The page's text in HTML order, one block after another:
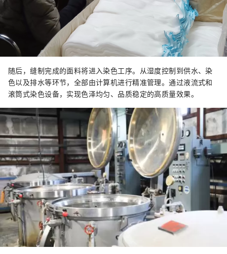
随后，缝制完成的面料将进入染色工序。从湿度控制到供水、染
色以及排水等环节，全部由计算机进行精准管理。通过液流式和
滚筒式染色设备，实现色泽均匀、品质稳定的高质量效果。